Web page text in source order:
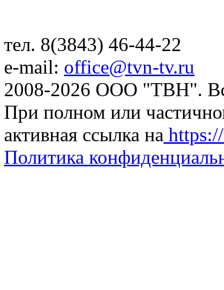
тел. 8(3843) 46-44-22
e-mail: office@tvn-tv.ru
2008-2026 ООО "ТВН".
При полном или
активная ссылка на
Политика